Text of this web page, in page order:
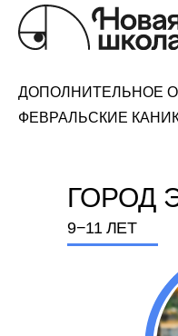
ДОПОЛНИТЕЛЬНОЕ
ФЕВРАЛЬСКИЕ
9−11 ЛЕТ
ГОРОД